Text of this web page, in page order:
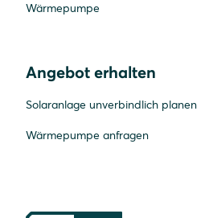
Wärmepumpe
Angebot erhalten
Solaranlage unverbindlich planen
Wärmepumpe anfragen